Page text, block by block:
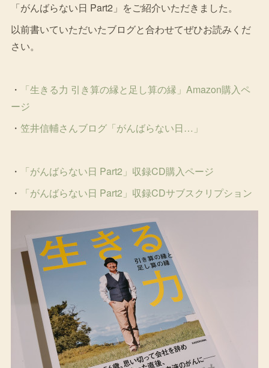
「がんばらない日 Part2」をご紹介いただきました。
以前書いていただいたブログと合わせてぜひお読みくだ
さい。
・
「生きる力 引き算の縁と足し算の縁」Amazon購入ペ
ージ
・ 笠井信輔さんブログ「がんばらない日…」
・
「がんばらない日 Part2」収録CD購入ページ
・
「がんばらない日 Part2」収録CDサブスクリプション